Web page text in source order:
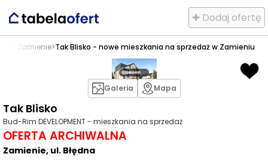
✚ Dodaj ofertę
Zamienie>Tak Blisko - nowe mieszkania na sprzedaż w Zamieniu
Tak Blisko
Bud-Rim DEVELOPMENT - mieszkania na sprzedaż
OFERTA ARCHIWALNA
Zamienie, ul. Błędna
Galeria Mapa